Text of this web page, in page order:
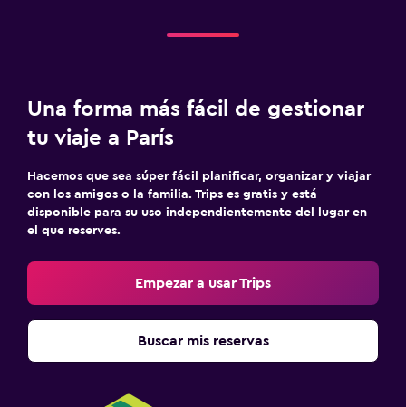
Una forma más fácil de gestionar
tu viaje a París
Hacemos que sea súper fácil planificar, organizar y viajar
con los amigos o la familia. Trips es gratis y está
disponible para su uso independientemente del lugar en
el que reserves.
Empezar a usar Trips
Buscar mis reservas